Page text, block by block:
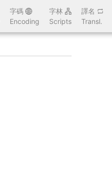
字碼
Encoding
字林
Scripts
譯名
Transl.